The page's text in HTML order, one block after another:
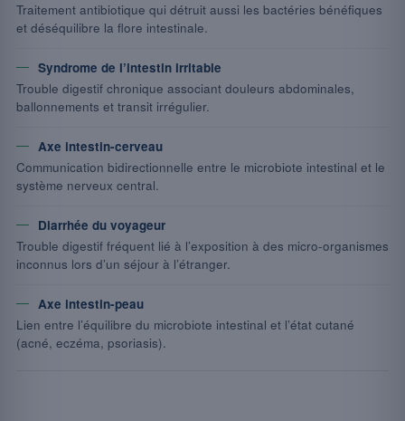
Traitement antibiotique qui détruit aussi les bactéries bénéfiques
et déséquilibre la flore intestinale.
Syndrome de l’intestin irritable
Trouble digestif chronique associant douleurs abdominales,
ballonnements et transit irrégulier.
Axe intestin-cerveau
Communication bidirectionnelle entre le microbiote intestinal et le
système nerveux central.
Diarrhée du voyageur
Trouble digestif fréquent lié à l’exposition à des micro-organismes
inconnus lors d’un séjour à l’étranger.
Axe intestin-peau
Lien entre l’équilibre du microbiote intestinal et l’état cutané
(acné, eczéma, psoriasis).